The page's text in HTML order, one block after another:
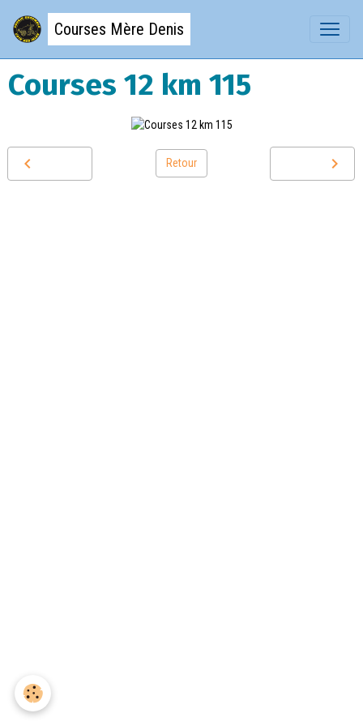
Courses Mère Denis
Courses 12 km 115
Retour